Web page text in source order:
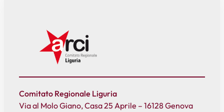
Comitato Regionale Liguria
Via al Molo Giano, Casa 25 Aprile – 16128 Genova